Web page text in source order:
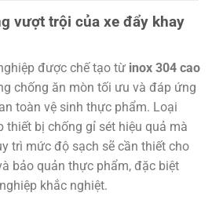
vượt trội của xe đẩy khay
được chế tạo từ inox 304 cao
chống ăn mòn tối ưu và đáp ứng
toàn vệ sinh thực phẩm. Loại
thiết bị chống gỉ sét hiệu quả mà
trì mức độ sạch sẽ cần thiết cho
bảo quản thực phẩm, đặc biệt
khắc nghiệt.